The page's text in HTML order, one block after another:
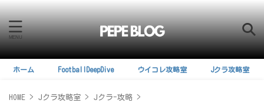
ホーム FootballDeepDive ウイコレ攻略室 Jクラ攻略室
HOME > Jクラ攻略室 > Jクラ-攻略 >